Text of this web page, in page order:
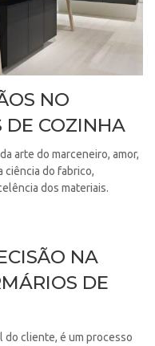
NO
DE COZINHA
arte do marceneiro, amor,
ciência do fabrico,
dos materiais.
NA
DE
do cliente, é um processo